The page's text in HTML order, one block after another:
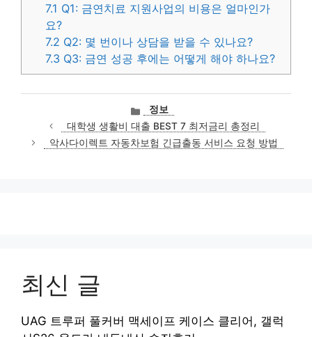
7.1 Q1: 금연치료 지원사업의 비용은 얼마인가
요?
7.2 Q2: 몇 번이나 상담을 받을 수 있나요?
7.3 Q3: 금연 성공 후에는 어떻게 해야 하나요?
카
테
고
리
정보
대학생 생활비 대출 BEST 7 최저금리 총정리
악사다이렉트 자동차보험 긴급출동 서비스 요청 방법
최신 글
UAG 트루퍼 풀커버 맥세이프 케이스 클리어, 갤럭